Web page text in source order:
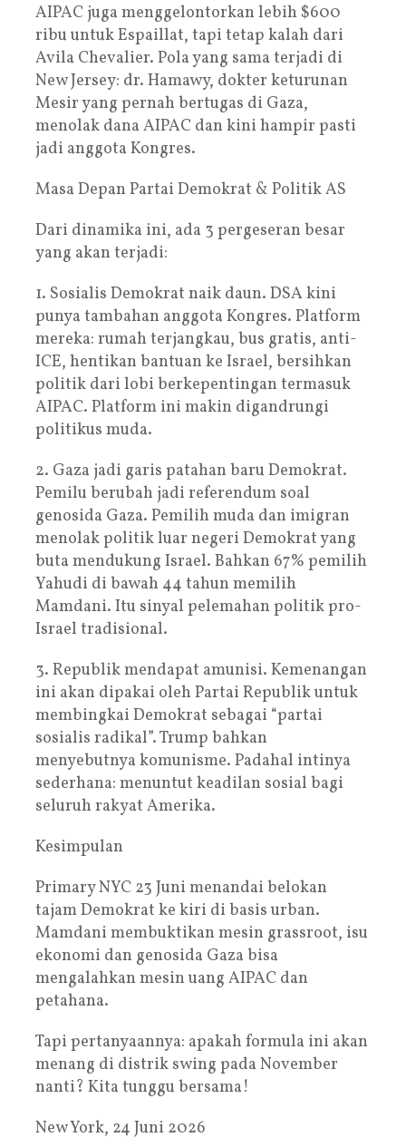
AIPAC juga menggelontorkan lebih $600
ribu untuk Espaillat, tapi tetap kalah dari
Avila Chevalier. Pola yang sama terjadi di
New Jersey: dr. Hamawy, dokter keturunan
Mesir yang pernah bertugas di Gaza,
menolak dana AIPAC dan kini hampir pasti
jadi anggota Kongres.
Masa Depan Partai Demokrat & Politik AS
Dari dinamika ini, ada 3 pergeseran besar
yang akan terjadi:
1. Sosialis Demokrat naik daun. DSA kini
punya tambahan anggota Kongres. Platform
mereka: rumah terjangkau, bus gratis, anti-
ICE, hentikan bantuan ke Israel, bersihkan
politik dari lobi berkepentingan termasuk
AIPAC. Platform ini makin digandrungi
politikus muda.
2. Gaza jadi garis patahan baru Demokrat.
Pemilu berubah jadi referendum soal
genosida Gaza. Pemilih muda dan imigran
menolak politik luar negeri Demokrat yang
buta mendukung Israel. Bahkan 67% pemilih
Yahudi di bawah 44 tahun memilih
Mamdani. Itu sinyal pelemahan politik pro-
Israel tradisional.
3. Republik mendapat amunisi. Kemenangan
ini akan dipakai oleh Partai Republik untuk
membingkai Demokrat sebagai “partai
sosialis radikal”. Trump bahkan
menyebutnya komunisme. Padahal intinya
sederhana: menuntut keadilan sosial bagi
seluruh rakyat Amerika.
Kesimpulan
Primary NYC 23 Juni menandai belokan
tajam Demokrat ke kiri di basis urban.
Mamdani membuktikan mesin grassroot, isu
ekonomi dan genosida Gaza bisa
mengalahkan mesin uang AIPAC dan
petahana.
Tapi pertanyaannya: apakah formula ini akan
menang di distrik swing pada November
nanti? Kita tunggu bersama!
New York, 24 Juni 2026